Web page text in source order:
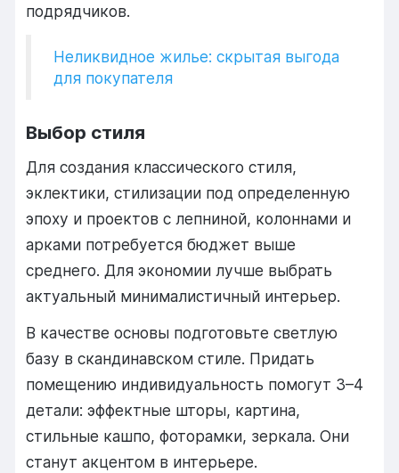
подрядчиков.
Неликвидное жилье: скрытая выгода
для покупателя
Выбор стиля
Для создания классического стиля,
эклектики, стилизации под определенную
эпоху и проектов с лепниной, колоннами и
арками потребуется бюджет выше
среднего. Для экономии лучше выбрать
актуальный минималистичный интерьер.
В качестве основы подготовьте светлую
базу в скандинавском стиле. Придать
помещению индивидуальность помогут 3–4
детали: эффектные шторы, картина,
стильные кашпо, фоторамки, зеркала. Они
станут акцентом в интерьере.